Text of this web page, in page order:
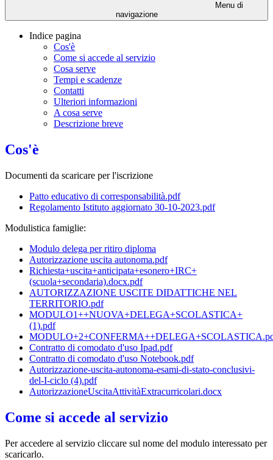
Menu di
navigazione
Indice pagina
Cos'è
Come si accede al servizio
Cosa serve
Tempi e scadenze
Contatti
Ulteriori informazioni
A cosa serve
Descrizione breve
Cos'è
Documenti da scaricare per l'iscrizione
Patto educativo di corresponsabilità.pdf
Regolamento Istituto aggiornato 30-10-2023.pdf
Modulistica famiglie:
Modulo delega per ritiro diploma
Autorizzazione uscita autonoma.pdf
Richiesta+uscita+anticipata+esonero+IRC+
(scuola+secondaria).docx.pdf
AUTORIZZAZIONE USCITE DIDATTICHE NEL
TERRITORIO.pdf
MODULO1++NUOVA+DELEGA+SCOLASTICA+
(1).pdf
Contratto di comodato d'uso Ipad.pdf
Contratto di comodato d'uso Notebook.pdf
Autorizzazione-uscita-autonoma-esami-di-stato-conclusivi-
del-I-ciclo (4).pdf
AutorizzazioneUscitaAttivitàExtracurricolari.docx
Come si accede al servizio
Per accedere al servizio cliccare sul nome del modulo interessato per
scaricarlo.